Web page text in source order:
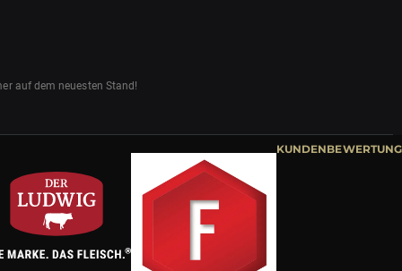
auf dem neuesten Stand!
KUNDENBEWERTUNG